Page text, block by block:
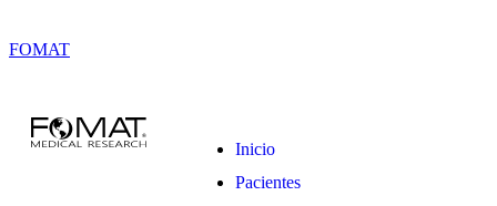
FOMAT
Inicio
Pacientes